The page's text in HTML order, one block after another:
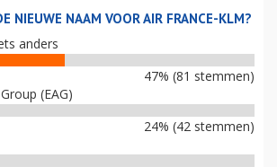
NIEUWE NAAM VOOR AIR FRANCE-KLM?
anders
47% (81 stemmen)
(EAG)
24% (42 stemmen)